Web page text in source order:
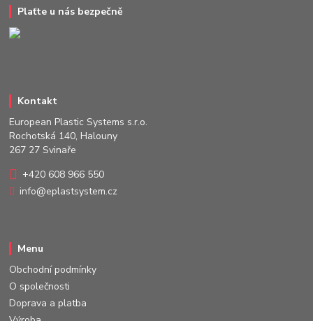
Plaťte u nás bezpečně
Kontakt
European Plastic Systems s.r.o.
Rochotská 140, Halouny
267 27 Svinaře
+420 608 966 550
info@eplastsystem.cz
Menu
Obchodní podmínky
O společnosti
Doprava a platba